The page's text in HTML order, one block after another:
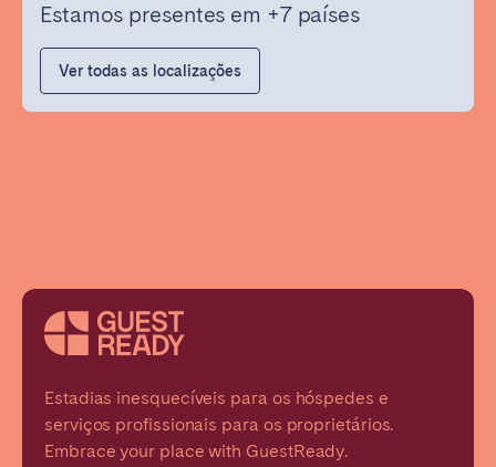
Estamos presentes em +7 países
Ver todas as localizações
Estadias inesquecíveis para os hóspedes e
serviços profissionais para os proprietários.
Embrace your place with GuestReady.